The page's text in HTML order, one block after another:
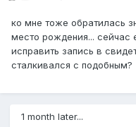
ко мне тоже обратилась
место рождения... сейчас
исправить запись в
сталкивался с подобным?
1 month later...